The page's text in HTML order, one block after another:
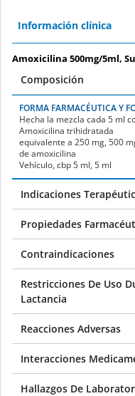
Información clínica
Amoxicilina 500mg/5ml,
Composición
FORMA FARMACÉUTICA Y
Hecha la mezcla cada 5 ml
Amoxicilina trihidratada
equivalente a 250 mg, 500
de amoxicilina
Vehículo, cbp 5 ml, 5 ml
Indicaciones
Propiedades
Contraindicaciones
Restricciones De Uso
Lactancia
Reacciones Adversas
Interacciones
Hallazgos De